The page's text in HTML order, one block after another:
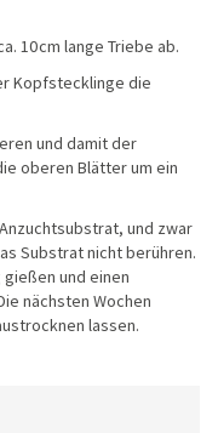
10 cm lange Triebe ab.
Kopfstecklinge die
und damit der
­oberen Blätter um ein
und zwar
Substrat nicht berühren.
und einen
nächsten Wochen
lassen.